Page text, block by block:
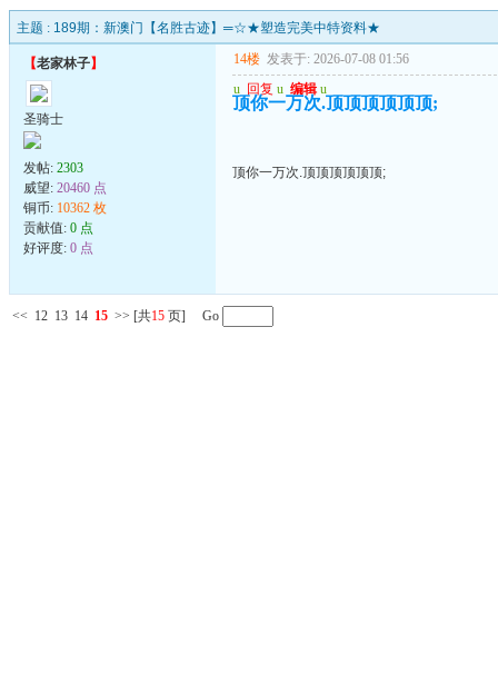
主题 : 189期：新澳门【名胜古迹】═☆★塑造完美中特资料★
【老家林子】
圣骑士
发帖: 2303
威望: 20460 点
铜币: 10362 枚
贡献值: 0 点
好评度: 0 点
14楼 发表于: 2026-07-08 01:56
u 回复 u 编辑 u
顶你一万次.顶顶顶顶顶顶;
顶你一万次.顶顶顶顶顶顶;
<< 12 13 14 15 >> [共15 页] Go